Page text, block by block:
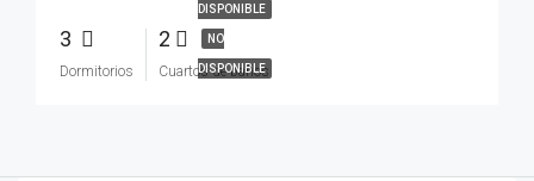
DISPONIBLE
NO
DISPONIBLE
3
Dormitorios
2
Cuartos de baños